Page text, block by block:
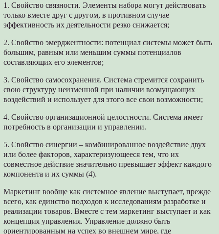
1. Свойство связности. Элементы набора могут действовать
только вместе друг с другом, в противном случае
эффективность их деятельности резко снижается;
2. Свойство эмерджентности: потенциал системы может быть
большим, равным или меньшим суммы потенциалов
составляющих его элементов;
3. Свойство самосохранения. Система стремится сохранить
свою структуру неизменной при наличии возмущающих
воздействий и использует для этого все свои возможности;
4. Свойство организационной целостности. Система имеет
потребность в организации и управлении.
5. Свойство синергии – комбинированное воздействие двух
или более факторов, характеризующееся тем, что их
совместное действие значительно превышает эффект каждого
компонента и их суммы (4).
Маркетинг вообще как системное явление выступает, прежде
всего, как единство подходов к исследованиям разработке и
реализации товаров. Вместе с тем маркетинг выступает и как
концепция управления. Управление должно быть
ориентированным на успех во внешнем мире, где